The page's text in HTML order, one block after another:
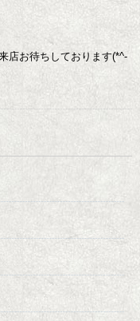
店お待ちしております(*^-